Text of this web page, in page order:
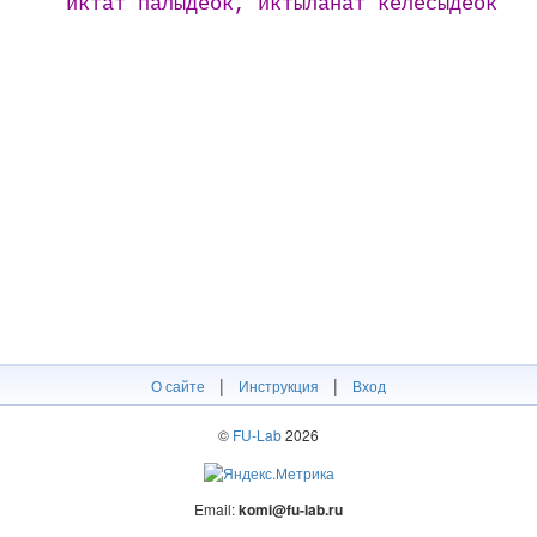
О сайте | Инструкция | Вход
© FU-Lab2026
Email:komi@fu-lab.ru